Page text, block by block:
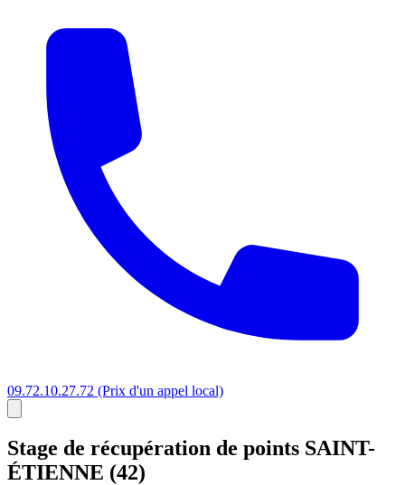
09.72.10.27.72 (Prix d'un appel local)
Stage de récupération de points SAINT-
ÉTIENNE (42)